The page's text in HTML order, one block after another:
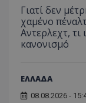
Γιατί δεν
χαμένο
Αντερλεχτ,
κανονισμό
ΕΛΛΑΔΑ
08.08.2026 -